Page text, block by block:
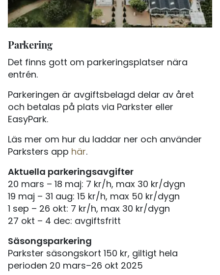
Parkering
Det finns gott om parkeringsplatser nära
entrén.
Parkeringen är avgiftsbelagd delar av året
och betalas på plats via Parkster eller
EasyPark.
Läs mer om hur du laddar ner och använder
Parksters app här.
Aktuella parkeringsavgifter
20 mars – 18 maj: 7 kr/h, max 30 kr/dygn
19 maj – 31 aug: 15 kr/h, max 50 kr/dygn
1 sep – 26 okt: 7 kr/h, max 30 kr/dygn
27 okt – 4 dec: avgiftsfritt
Säsongsparkering
Parkster säsongskort 150 kr, giltigt hela
perioden 20 mars–26 okt 2025